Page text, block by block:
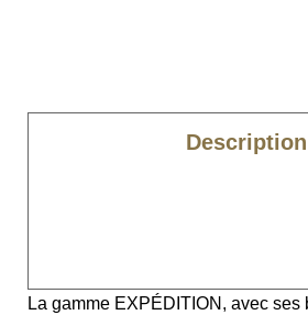
Description
La gamme EXPÉDITION, avec ses